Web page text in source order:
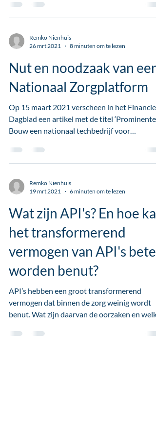
Remko Nienhuis
26 mrt 2021
8 minuten om te lezen
Nut en noodzaak van een
Nationaal Zorgplatform
Op 15 maart 2021 verscheen in het
Dagblad een artikel met de titel
Bouw een nationaal techbedrijf voor
Remko Nienhuis
19 mrt 2021
6 minuten om te lezen
Wat zijn API's? En hoe kan
het transformerend
vermogen van API's beter
worden benut?
API’s hebben een groot transformerend
vermogen dat binnen de zorg weinig wordt
benut. Wat zijn daarvan de oorzaken en welke